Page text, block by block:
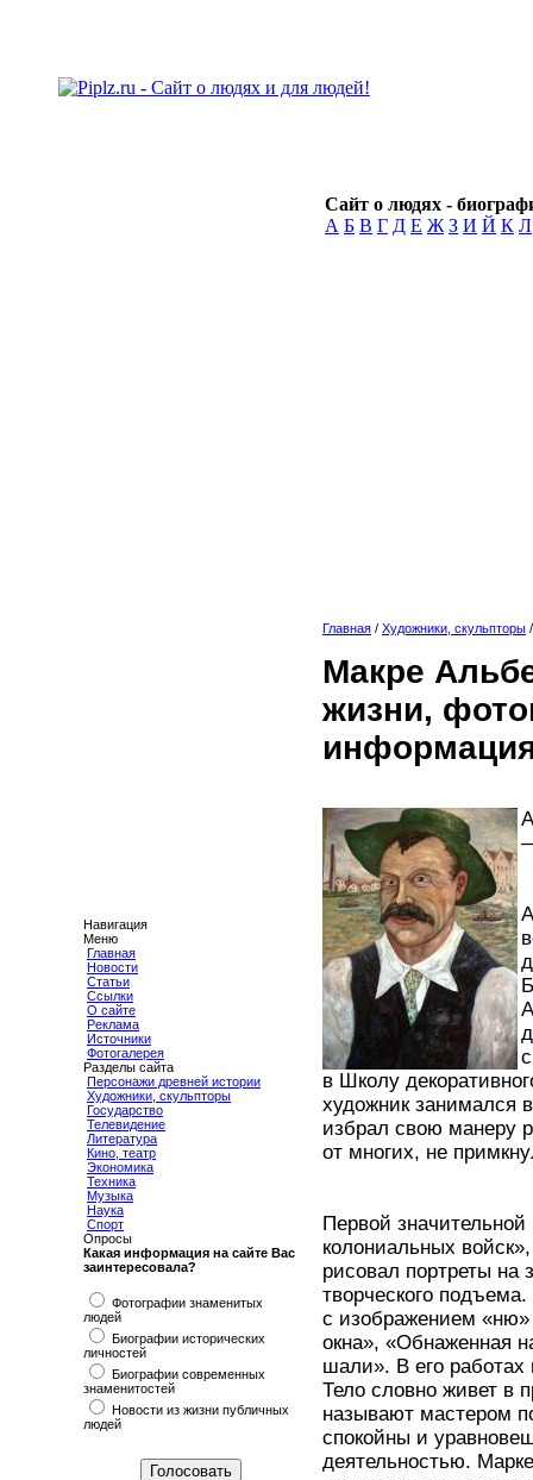
Сайт о людях -
А Б В Г Д Е Ж З И Й К Л
Навигация
Меню
Главная
Новости
Статьи
Ссылки
О сайте
Реклама
Источники
Фотогалерея
Разделы сайта
Персонажи древней истории
Художники, скульпторы
Государство
Телевидение
Литература
Кино, театр
Экономика
Техника
Музыка
Наука
Спорт
Опросы
Какая информация на сайте Вас
заинтересовала?
Фотографии знаменитых
людей
Биографии исторических
личностей
Биографии современных
знаменитостей
Новости из жизни публичных
людей
Главная / Художники, скульпторы
Макре
жизни,
в Школу
художник занимался
избрал свою манеру
от многих, не
Первой
колониальных
рисовал портреты на
творческого
с изображением
окна», «Обнаженная
шали». В его работах
Тело словно живет в
называют мастером
спокойны и
деятельностью.